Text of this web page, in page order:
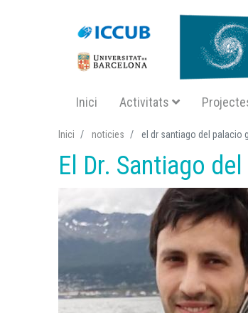
Navegació principal
Inici Activitats
Inici noticies el dr santiago del palacio
El Dr. Santiago